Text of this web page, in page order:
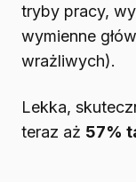
tryby pracy,
wymienne
wrażliwych).
Lekka,
teraz aż 57%